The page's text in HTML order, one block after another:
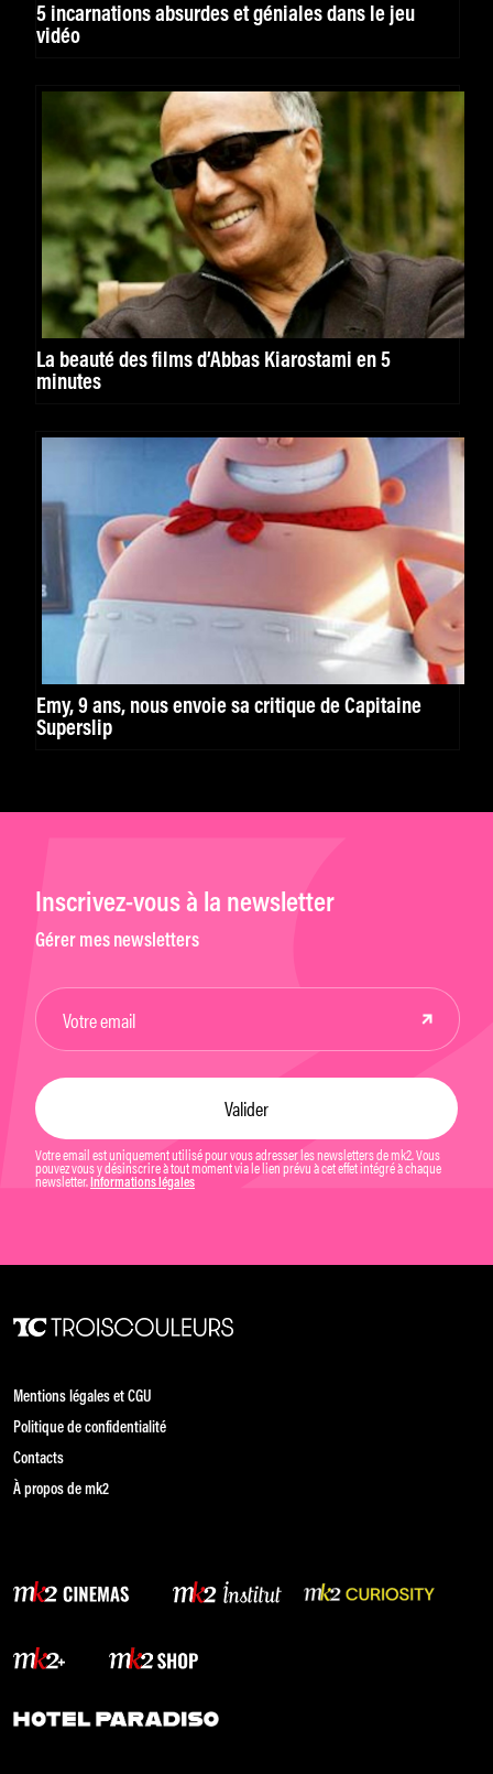
5 incarnations absurdes et géniales dans le jeu
vidéo
La beauté des films d’Abbas Kiarostami en 5
minutes
Emy, 9 ans, nous envoie sa critique de Capitaine
Superslip
Inscrivez-vous à la newsletter
Gérer mes newsletters
Votre email est uniquement utilisé pour vous adresser les newsletters de mk2. Vous
pouvez vous y désinscrire à tout moment via le lien prévu à cet effet intégré à chaque
newsletter. Informations légales
Mentions légales et CGU
Politique de confidentialité
Contacts
À propos de mk2